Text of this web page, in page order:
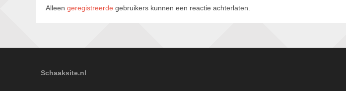
Alleen geregistreerde gebruikers kunnen een reactie achterlaten.
Schaaksite.nl